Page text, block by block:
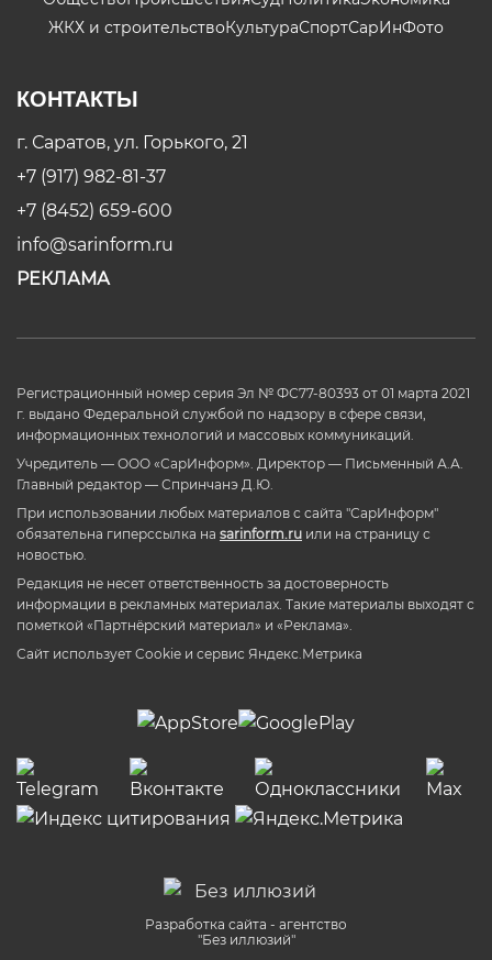
ЖКХ и строительствоКультураСпортСарИнФото
КОНТАКТЫ
г. Саратов, ул. Горького, 21
+7 (917) 982-81-37
+7 (8452) 659-600
info@sarinform.ru
РЕКЛАМА
Регистрационный номер серия Эл № ФС77-80393 от 01 марта 2021
г. выдано Федеральной службой по надзору в сфере связи,
информационных технологий и массовых коммуникаций.
Учредитель — ООО «СарИнформ». Директор — Письменный А.А.
Главный редактор — Спринчанэ Д.Ю.
При использовании любых материалов с сайта "СарИнформ"
обязательна гиперссылка на sarinform.ru или на страницу с
новостью.
Редакция не несет ответственность за достоверность
информации в рекламных материалах. Такие материалы выходят с
пометкой «Партнёрский материал» и «Реклама».
Сайт использует Cookie и сервиc Яндекс.Метрика
Разработка сайта - агентство
"Без иллюзий"